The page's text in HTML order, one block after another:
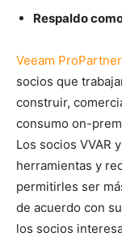
Respaldo
Veeam
socios que
construir,
consumo on-
Los socios VVAR
herramientas y
permitirles ser
de acuerdo con
los socios